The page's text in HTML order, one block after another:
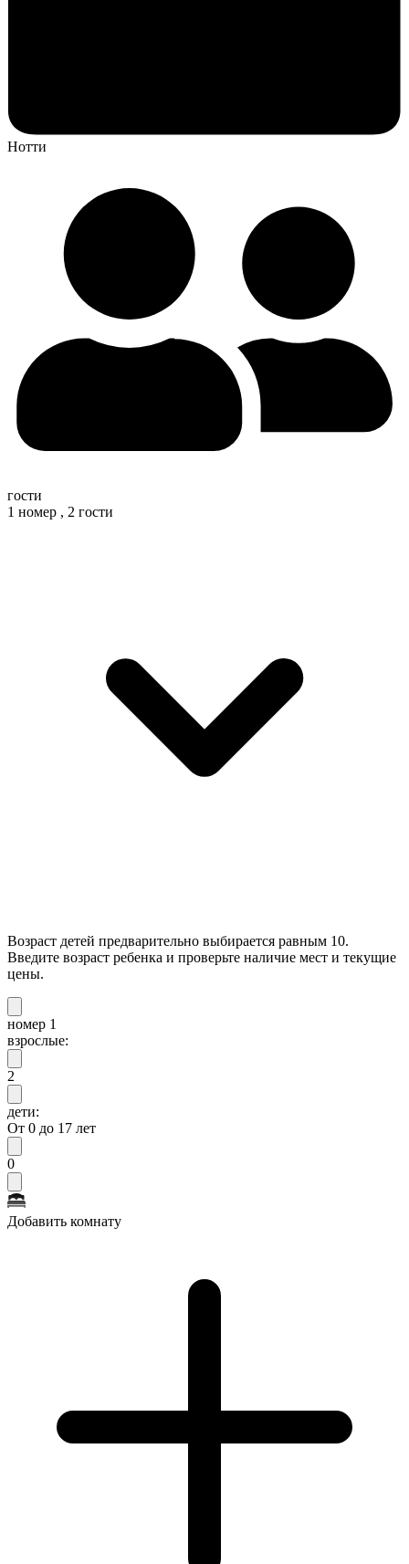
Нотти
гости
1 номер , 2 гости
Возраст детей предварительно выбирается равным 10.
Введите возраст ребенка и проверьте наличие мест и текущие
цены.
номер 1
взрослые:
2
дети:
От 0 до 17 лет
0
Добавить комнату